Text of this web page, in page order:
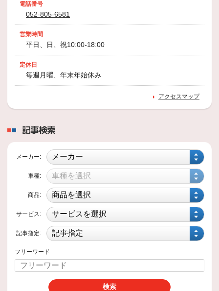
2018年2月15日
商品情報
ーズ
働くタイヤのエコピアシリーズ
商品情報
SEIBERLING(セイバーリング) 「SL1
01」
2018年1月20日
商品情報
SUV専用 「ALENZA」・「DUELE
2018年1月20日
電話番号
052-805-6581
営業時間
平日、日、祝10:00-18:00
定休日
毎週月曜、年末年始休み
アクセスマップ
記事検索
メーカー:
車種:
商品:
サービス:
記事指定:
フリーワード